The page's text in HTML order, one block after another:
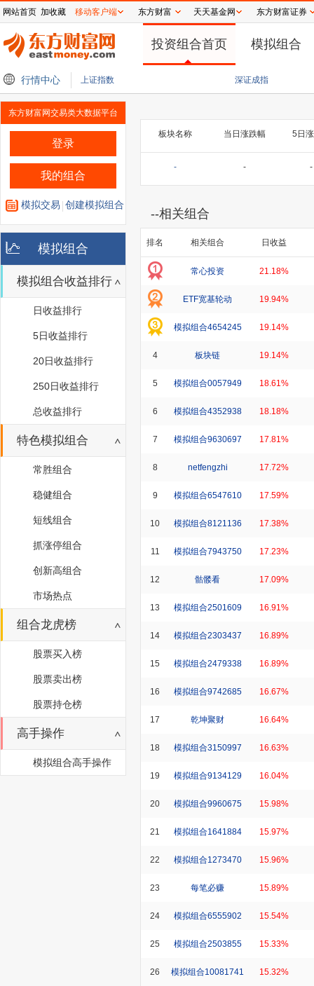
网站首页 加收藏 移动客户端 东方财富 天天基金网 东方财富证券
投资组合首页 模拟组合
行情中心 上证指数 深证成指
续释放 德适-B中报验证医疗AI商业化能力 国融基金总经理毛灵俊离任 韩光华
东方财富网交易类大数据平台
登录
我的组合
模拟交易 创建模拟组合
模拟组合
模拟组合收益排行
日收益排行
5日收益排行
20日收益排行
250日收益排行
总收益排行
特色模拟组合
常胜组合
稳健组合
短线组合
抓涨停组合
创新高组合
市场热点
组合龙虎榜
股票买入榜
股票卖出榜
股票持仓榜
高手操作
模拟组合高手操作
板块名称 当日涨跌幅 5日
- - -
--相关组合
排名 相关组合 日收益
常心投资 21.18%
ETF宽基轮动 19.94%
模拟组合4654245 19.14%
4 板块链 19.14%
5 模拟组合0057949 18.61%
6 模拟组合4352938 18.18%
7 模拟组合9630697 17.81%
8 netfengzhi 17.72%
9 模拟组合6547610 17.59%
10 模拟组合8121136 17.38%
11 模拟组合7943750 17.23%
12 骷髅看 17.09%
13 模拟组合2501609 16.91%
14 模拟组合2303437 16.89%
15 模拟组合2479338 16.89%
16 模拟组合9742685 16.67%
17 乾坤聚财 16.64%
18 模拟组合3150997 16.63%
19 模拟组合9134129 16.04%
20 模拟组合9960675 15.98%
21 模拟组合1641884 15.97%
22 模拟组合1273470 15.96%
23 每笔必赚 15.89%
24 模拟组合6555902 15.54%
25 模拟组合2503855 15.33%
26 模拟组合10081741 15.32%